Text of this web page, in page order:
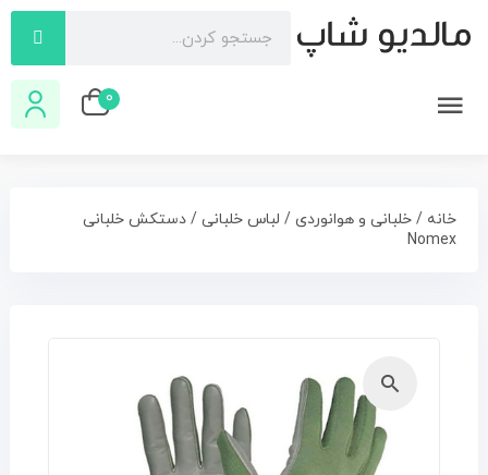
0
خانه / خلبانی و هوانوردی/ لباس خلبانی/ دستکش خلبانی
Nomex